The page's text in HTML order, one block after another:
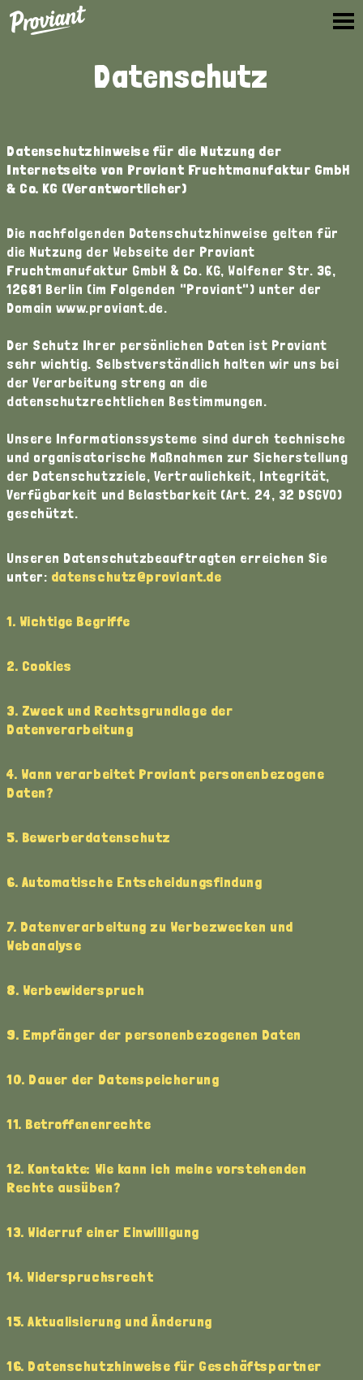
Datenschutz
Datenschutzhinweise für die Nutzung der
Internetseite von Proviant Fruchtmanufaktur GmbH
& Co. KG (Verantwortlicher)
Die nachfolgenden Datenschutzhinweise gelten für
die Nutzung der Webseite der Proviant
Fruchtmanufaktur GmbH & Co. KG, Wolfener Str. 36,
12681 Berlin (im Folgenden "Proviant") unter der
Domain www.proviant.de.
Der Schutz Ihrer persönlichen Daten ist Proviant
sehr wichtig. Selbstverständlich halten wir uns bei
der Verarbeitung streng an die
datenschutzrechtlichen Bestimmungen.
Unsere Informationssysteme sind durch technische
und organisatorische Maßnahmen zur Sicherstellung
der Datenschutzziele, Vertraulichkeit, Integrität,
Verfügbarkeit und Belastbarkeit (Art. 24, 32 DSGVO)
geschützt.
Unseren Datenschutzbeauftragten erreichen Sie
unter: datenschutz@proviant.de
1. Wichtige Begriffe
2. Cookies
3. Zweck und Rechtsgrundlage der
Datenverarbeitung
4. Wann verarbeitet Proviant personenbezogene
Daten?
5. Bewerberdatenschutz
6. Automatische Entscheidungsfindung
7. Datenverarbeitung zu Werbezwecken und
Webanalyse
8. Werbewiderspruch
9. Empfänger der personenbezogenen Daten
10. Dauer der Datenspeicherung
11. Betroffenenrechte
12. Kontakte: Wie kann ich meine vorstehenden
Rechte ausüben?
13. Widerruf einer Einwilligung
14. Widerspruchsrecht
15. Aktualisierung und Änderung
16. Datenschutzhinweise für Geschäftspartner